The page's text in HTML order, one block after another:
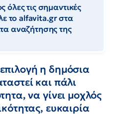
τις σημαντικές
το alfavita.gr στα
αναζήτησης της
η δημόσια
και πάλι
να γίνει μοχλός
ευκαιρία